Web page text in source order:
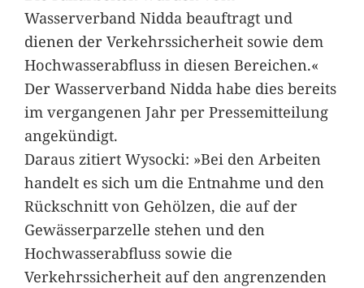
Wasserverband Nidda beauftragt und
dienen der Verkehrssicherheit sowie dem
Hochwasserabfluss in diesen Bereichen.«
Der Wasserverband Nidda habe dies bereits
im vergangenen Jahr per Pressemitteilung
angekündigt.
Daraus zitiert Wysocki: »Bei den Arbeiten
handelt es sich um die Entnahme und den
Rückschnitt von Gehölzen, die auf der
Gewässerparzelle stehen und den
Hochwasserabfluss sowie die
Verkehrssicherheit auf den angrenzenden